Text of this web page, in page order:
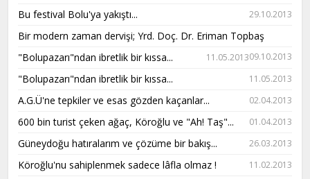
Bu festival Bolu'ya yakıştı... 29.10.2013
Bir modern zaman dervişi; Yrd. Doç. Dr. Eriman Topbaş
09.10.2013
"Bolupazarı"ndan ibretlik bir kıssa... 11.05.2013
"Bolupazarı"ndan ibretlik bir kıssa... 11.05.2013
A.G.Ü'ne tepkiler ve esas gözden kaçanlar... 02.04.2013
600 bin turist çeken ağaç, Köroğlu ve "Ah! Taş"... 01.04.2013
Güneydoğu hatıralarım ve çözüme bir bakış... 26.03.2013
Köroğlu'nu sahiplenmek sadece lâfla olmaz ! 11.02.2013